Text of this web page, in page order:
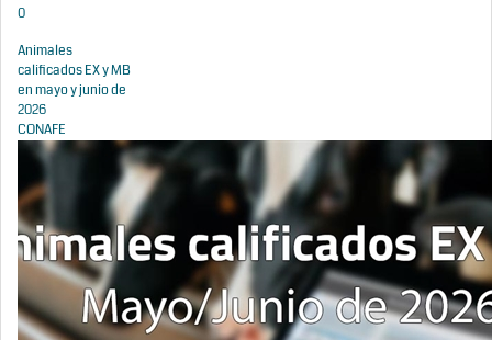
0
Animales
calificados EX y MB
en mayo y junio de
2026
CONAFE